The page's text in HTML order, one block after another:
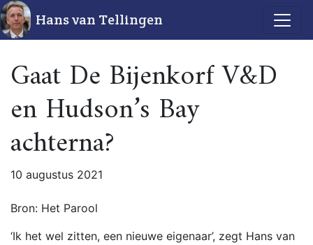
Hans van Tellingen
Gaat De Bijenkorf V&D
en Hudson’s Bay
achterna?
10 augustus 2021
Bron: Het Parool
‘Ik het wel zitten, een nieuwe eigenaar’, zegt Hans van